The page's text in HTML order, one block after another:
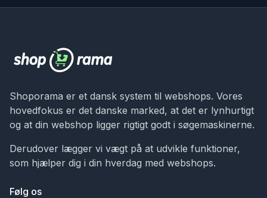
Shoporama er et dansk system til webshops. Vores
hovedfokus er det danske marked, at det er lynhurtigt
og at din webshop ligger rigtigt godt i søgemaskinerne.
Derudover lægger vi vægt på at udvikle funktioner,
som hjælper dig i din hverdag med webshops.
Følg os